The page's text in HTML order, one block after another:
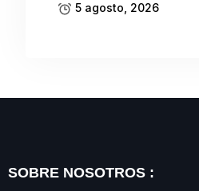
5 agosto, 2026
SOBRE NOSOTROS :